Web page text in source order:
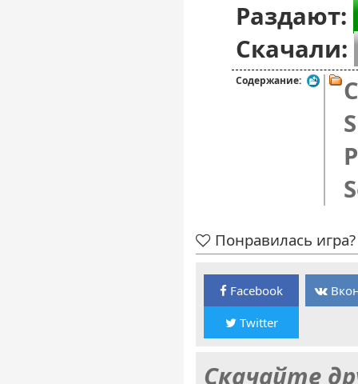
Раздают:
Скачали:
Содержание:
Понравилась
Facebook
Twitter
Скачайте